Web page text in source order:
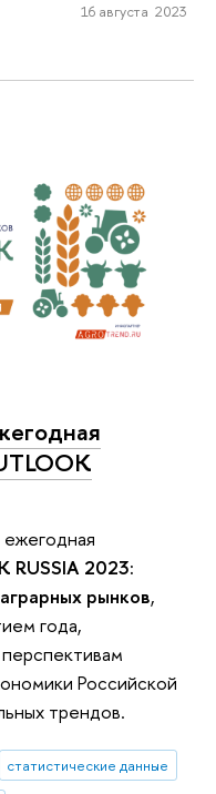
16 августа 2023
RUSSIA 2023:
рынков,
года,
Российской
трендов.
статистические данные